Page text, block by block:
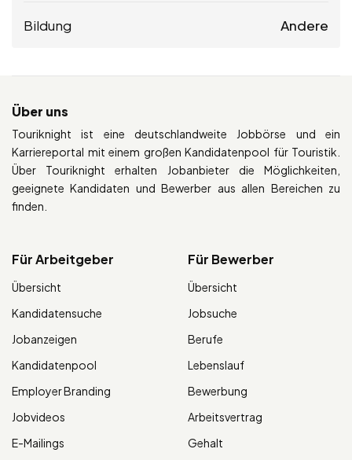
Bildung Andere
Über uns
Touriknight ist eine deutschlandweite Jobbörse und ein
Karriereportal mit einem großen Kandidatenpool für Touristik.
Über Touriknight erhalten Jobanbieter die Möglichkeiten,
geeignete Kandidaten und Bewerber aus allen Bereichen zu
finden.
Für Arbeitgeber
Übersicht
Kandidatensuche
Jobanzeigen
Kandidatenpool
Employer Branding
Jobvideos
E-Mailings
Für Bewerber
Übersicht
Jobsuche
Berufe
Lebenslauf
Bewerbung
Arbeitsvertrag
Gehalt